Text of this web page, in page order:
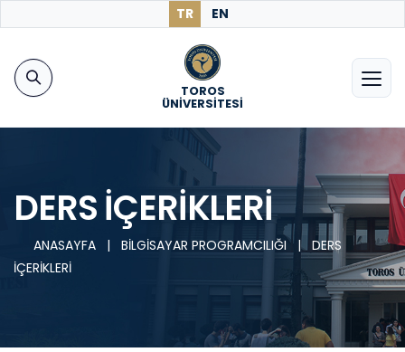
TR EN
TOROS
ÜNİVERSİTESİ
DERS İÇERİKLERİ
ANASAYFA | BİLGİSAYAR PROGRAMCILIĞI | DERS
İÇERİKLERİ